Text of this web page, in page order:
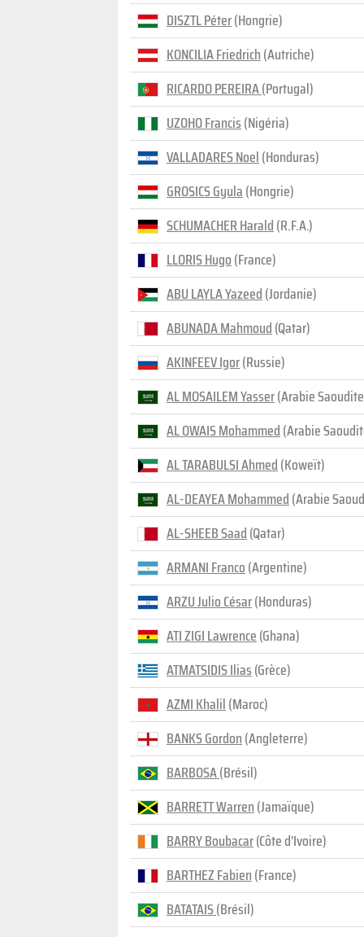
DISZTL Péter(Hongrie)
KONCILIA Friedrich(Autriche)
RICARDO PEREIRA(Portugal)
UZOHO Francis(Nigéria)
VALLADARES Noel(Honduras)
GROSICS Gyula(Hongrie)
SCHUMACHER Harald(R.F.A.)
LLORIS Hugo(France)
ABU LAYLA Yazeed(Jordanie)
ABUNADA Mahmoud(Qatar)
AKINFEEV Igor(Russie)
AL MOSAILEM Yasser(Arabie
AL OWAIS Mohammed(Arabie
AL TARABULSI Ahmed(Koweït)
AL-DEAYEA Mohammed(Arabie
AL-SHEEB Saad(Qatar)
ARMANI Franco(Argentine)
ARZU Julio César(Honduras)
ATI ZIGI Lawrence(Ghana)
ATMATSIDIS Ilias(Grèce)
AZMI Khalil(Maroc)
BANKS Gordon(Angleterre)
BARBOSA(Brésil)
BARRETT Warren(Jamaïque)
BARRY Boubacar(Côte d'Ivoire)
BARTHEZ Fabien(France)
BATATAIS(Brésil)